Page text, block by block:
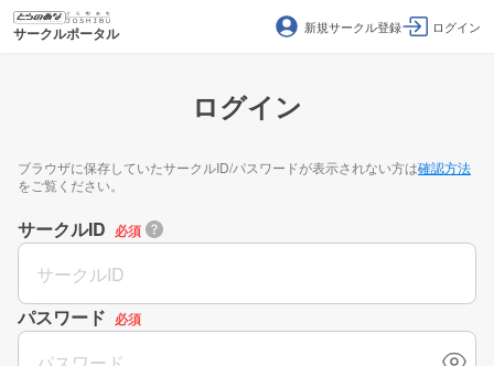
サークルポータル 新規サークル登録 ログイン
ログイン
ブラウザに保存していたサークルID/パスワードが表示されない方は確認方法
をご覧ください。
サークルID 必須
パスワード 必須